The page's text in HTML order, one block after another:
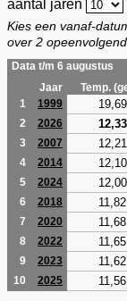
aantal jaren
Kies een vanaf-
over 2
Data t/m 6 augustus
Jaar
Temp.
1
1999 19,69
2 2026 12,33
3 2007 12,21
4 2014 12,10
5 2024 12,00
6 2018 11,82
7 2020 11,68
8 2022 11,65
9 2023 11,62
10 2025 11,56